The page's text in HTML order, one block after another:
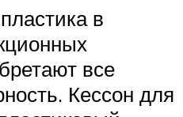
в
все
Кессон для